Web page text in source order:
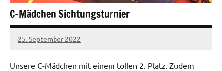
C-Mädchen Sichtungsturnier
25. September 2022
Regio-
Unsere C-Mädchen mit einem tollen 2. Platz. Zudem